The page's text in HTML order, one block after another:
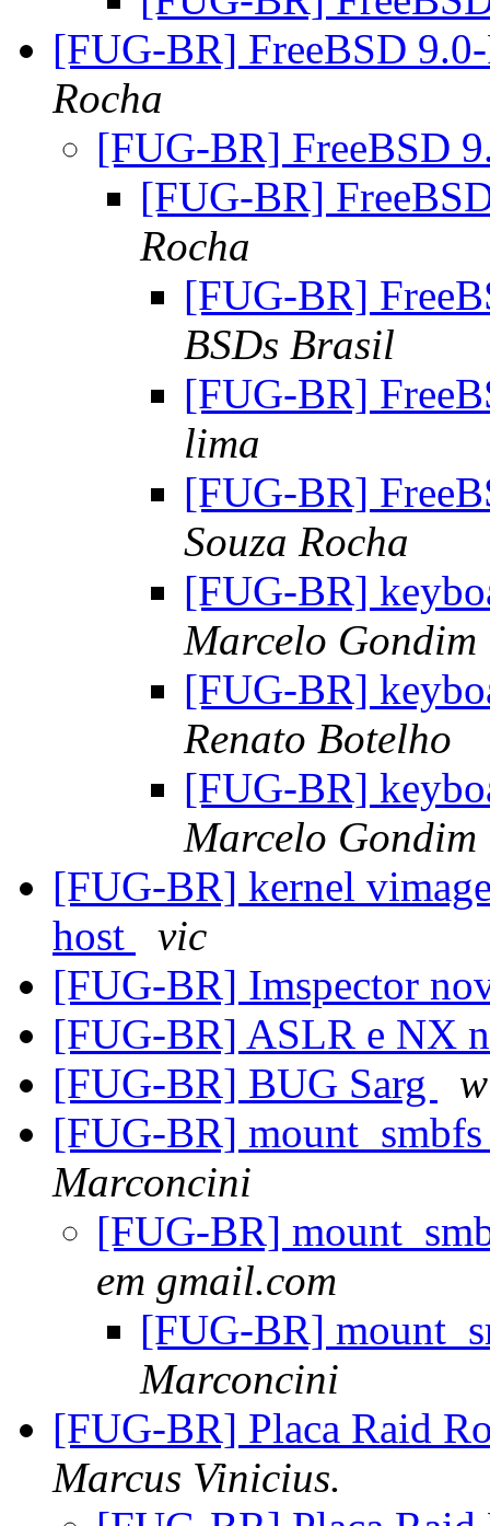
[FUG-BR] FreeBSD
Rocha
[FUG-BR] FreeBSD
[FUG-BR]
Rocha
[FUG-BR]
BSDs Brasil
[FUG-BR]
lima
[FUG-BR]
Souza Rocha
[FUG-BR]
Marcelo Gondim
[FUG-BR]
Renato Botelho
[FUG-BR]
Marcelo Gondim
[FUG-BR] kernel
host
vic
[FUG-BR] Imspector
[FUG-BR] ASLR e NX
[FUG-BR] BUG Sarg
[FUG-BR]
Marconcini
[FUG-BR]
em gmail.com
[FUG-BR]
Marconcini
[FUG-BR] Placa Raid
Marcus Vinicius.